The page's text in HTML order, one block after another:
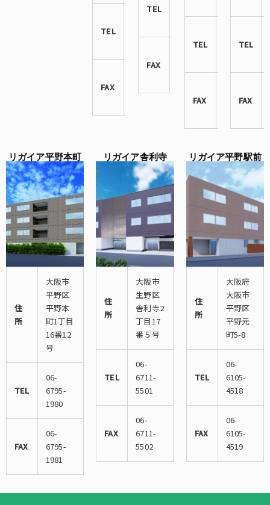
TEL
FAX
TEL
FAX
TEL
4398-
FAX
4398-
TEL
FAX
リガイア平野本町
住
所
大阪市
平野区
平野本
町1丁目
16番12
号
TEL
06-
6795-
1980
FAX
06-
6795-
1981
リガイア舎利寺
住
所
大阪市
生野区
舎利寺2
丁目17
番５号
TEL
06-
6711-
5501
FAX
06-
6711-
5502
リガイア平野駅前
住
所
大阪府
大阪市
平野区
平野元
町5-8
TEL
06-
6105-
4518
FAX
06-
6105-
4519